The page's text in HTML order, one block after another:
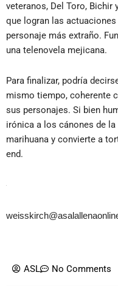
veteranos, Del Toro,
que logran las
personaje más extraño.
una telenovela mejicana.
Para finalizar, podría
mismo tiempo, coherente
sus personajes. Si bien
irónica a los cánones de
marihuana y convierte a
end.
ASL No Comments